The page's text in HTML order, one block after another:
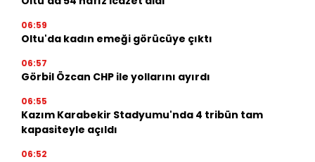
06:59
Oltu'da kadın emeği görücüye çıktı
06:57
Görbil Özcan CHP ile yollarını ayırdı
06:55
Kazım Karabekir Stadyumu'nda 4 tribün tam
kapasiteyle açıldı
06:52